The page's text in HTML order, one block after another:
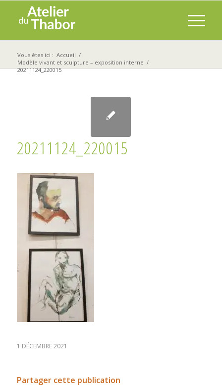
Vous êtes ici : Accueil /
Modèle vivant et sculpture – exposition interne /
20211124_220015
20211124_220015
1 DÉCEMBRE 2021
Partager cette publication